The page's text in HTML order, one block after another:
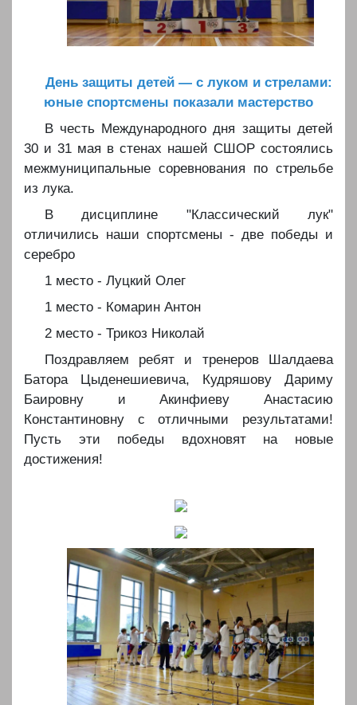
️День защиты детей — с луком и стрелами:
юные спортсмены показали мастерство
️️В честь Международного дня защиты детей
30 и 31 мая в стенах нашей СШОР состоялись
межмуниципальные соревнования по стрельбе
из лука.
️️В дисциплине "Классический лук"
отличились наши спортсмены - две победы и
серебро
️️1 место - Луцкий Олег
️️1 место - Комарин Антон
️️2 место - Трикоз Николай
️️Поздравляем ребят и тренеров Шалдаева
Батора Цыденешиевича, Кудряшову Дариму
Баировну и Акинфиеву Анастасию
Константиновну с отличными результатами!
Пусть эти победы вдохновят на новые
достижения!
️